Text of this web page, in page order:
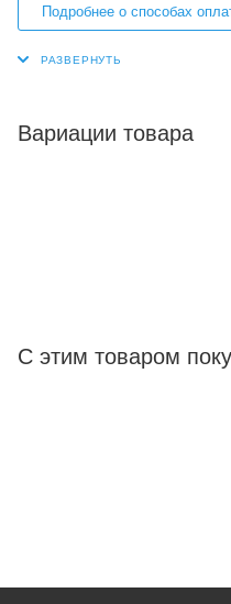
Подробнее о способах
Вариации товара
С этим товаром